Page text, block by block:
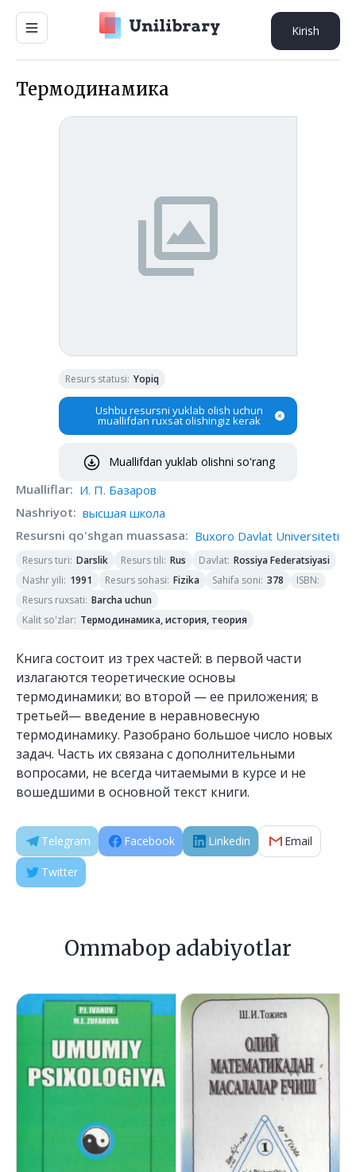
Kirish
Термодинамика
Resurs statusi: Yopiq
Ushbu resursni yuklab olish uchun
muallifdan ruxsat olishingiz kerak
Muallifdan yuklab olishni so'rang
Mualliflar: И. П. Базаров
Nashriyot: высшая школа
Resursni qo'shgan muassasa: Buxoro Davlat Universiteti
Resurs turi: Darslik Resurs tili: Rus Davlat: Rossiya Federatsiyasi
Nashr yili: 1991 Resurs sohasi: Fizika Sahifa soni: 378 ISBN:
Resurs ruxsati: Barcha uchun
Kalit so'zlar: Термодинамика, история, теория
Книга состоит из трех частей: в первой части
излагаются теоретические основы
термодинамики; во второй — ее приложения; в
третьей— введение в неравновесную
термодинамику. Разобрано большое число новых
задач. Часть их связана с дополнительными
вопросами, не всегда читаемыми в курсе и не
вошедшими в основной текст книги.
Telegram Facebook Linkedin Email
Twitter
Ommabop adabiyotlar